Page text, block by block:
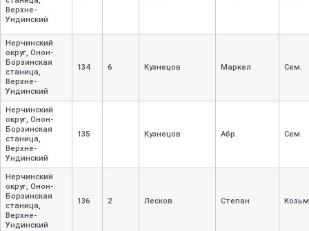
Верхне-
Ундинский
Нерчинский
округ, Онон-
Борзинская
станица,
Верхне-
Ундинский
134 6 Кузнецов Маркел Сем.
Нерчинский
округ, Онон-
Борзинская
станица,
Верхне-
Ундинский
135 Кузнецов Абр. Сем.
Нерчинский
округ, Онон-
Борзинская
станица,
Верхне-
Ундинский
136 2 Лесков Степан